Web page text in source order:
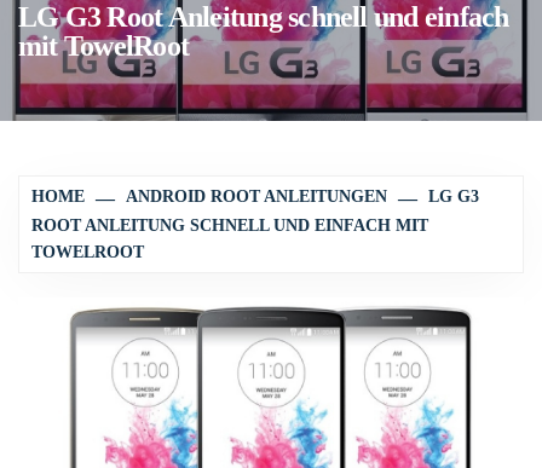
LG G3 Root Anleitung schnell und einfach
mit TowelRoot
HOME ANDROID ROOT ANLEITUNGEN
LG G3
ROOT ANLEITUNG SCHNELL UND EINFACH MIT
TOWELROOT